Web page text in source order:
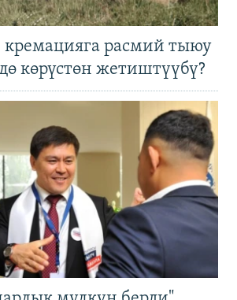
кремацияга расмий тыюу
көрүстөн жетиштүүбү?